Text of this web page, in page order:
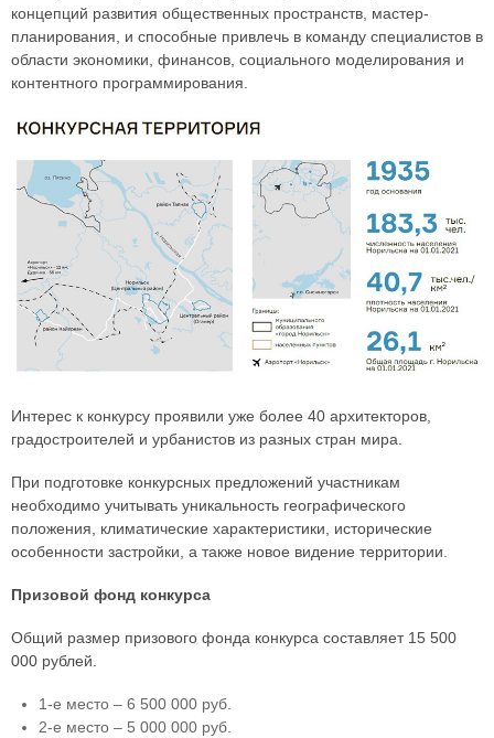
концепций развития общественных пространств, мастер-
планирования, и способные привлечь в команду специалистов в
области экономики, финансов, социального моделирования и
контентного программирования.
Интерес к конкурсу проявили уже более 40 архитекторов,
градостроителей и урбанистов из разных стран мира.
При подготовке конкурсных предложений участникам
необходимо учитывать уникальность географического
положения, климатические характеристики, исторические
особенности застройки, а также новое видение территории.
Призовой фонд конкурса
Общий размер призового фонда конкурса составляет 15 500
000 рублей.
1-е место – 6 500 000 руб.
2-е место – 5 000 000 руб.